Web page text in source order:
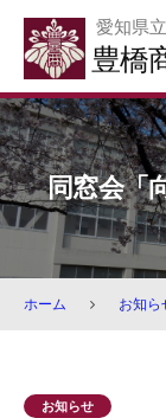
Skip
content
愛知県立
豊橋
同窓会「
ホーム お知ら
お知らせ